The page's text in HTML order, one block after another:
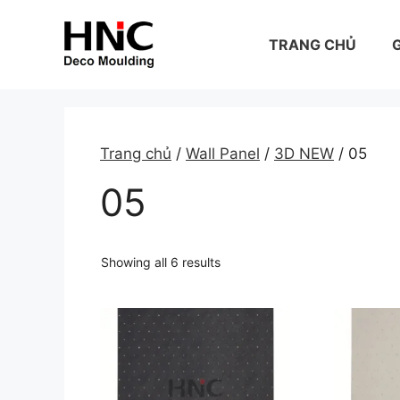
TRANG CHỦ
Trang chủ / Wall Panel / 3D NEW / 05
05
Showing all 6 results